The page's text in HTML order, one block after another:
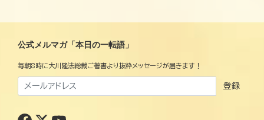
公式メルマガ「本日の一転語」
毎朝8時に大川隆法総裁ご著書より抜粋メッセージが届きます！
登録